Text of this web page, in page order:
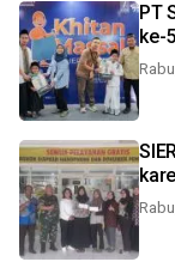
PT
ke-